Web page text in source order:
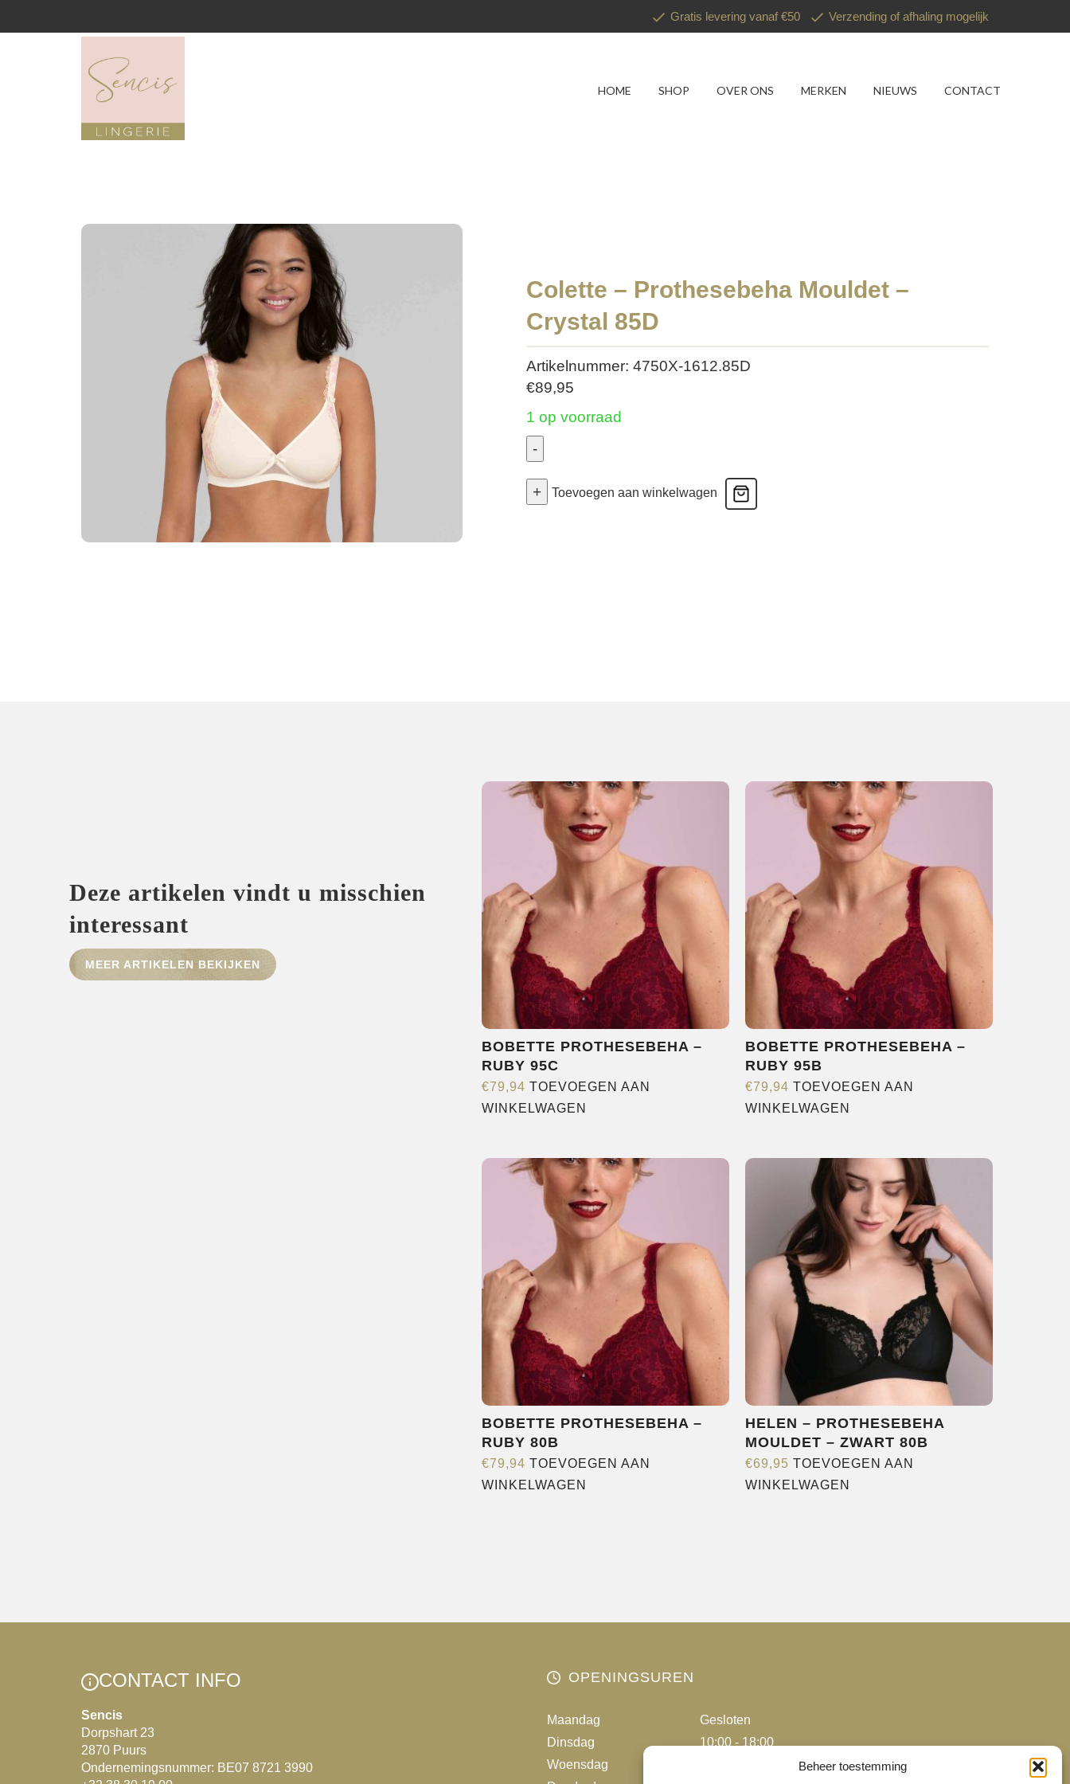
Beheer toestemming
Gratis levering vanaf €50 Verzending of afhaling mogelijk
HOME SHOP OVER ONS MERKEN NIEUWS CONTACT
Colette – Prothesebeha Mouldet –
Crystal 85D
Artikelnummer: 4750X-1612.85D
€89,95
1 op voorraad
-
+ Toevoegen aan winkelwagen
Deze artikelen vindt u misschien
interessant
MEER ARTIKELEN BEKIJKEN
BOBETTE PROTHESEBEHA –
RUBY 95C
€79,94 TOEVOEGEN AAN
WINKELWAGEN
BOBETTE PROTHESEBEHA –
RUBY 95B
€79,94 TOEVOEGEN AAN
WINKELWAGEN
BOBETTE PROTHESEBEHA –
RUBY 80B
€79,94 TOEVOEGEN AAN
WINKELWAGEN
HELEN – PROTHESEBEHA
MOULDET – ZWART 80B
€69,95 TOEVOEGEN AAN
WINKELWAGEN
CONTACT INFO
Sencis
Dorpshart 23
2870 Puurs
Ondernemingsnummer: BE07 8721 3990
OPENINGSUREN
Maandag
Gesloten
Dinsdag
10:00 - 18:00
Woensdag